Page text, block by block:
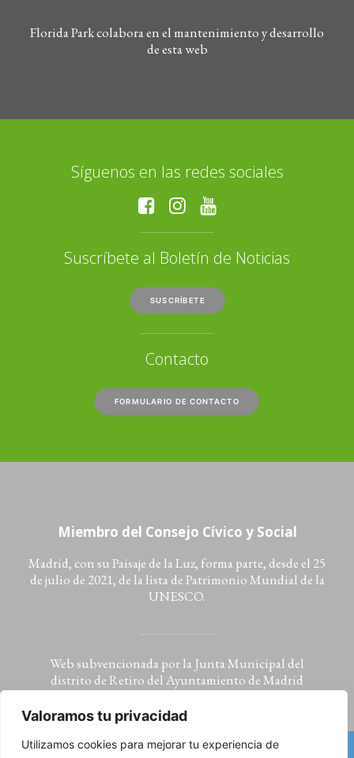
Valoramos tu privacidad
Utilizamos cookies para mejorar tu experiencia de
Florida Park colabora en el mantenimiento y desarrollo
de esta web
Síguenos en las redes sociales
Suscríbete al Boletín de Noticias
SUSCRÍBETE
Contacto
FORMULARIO DE CONTACTO
Miembro del Consejo Cívico y Social
Madrid, con su Paisaje de la Luz, forma parte, desde el 25
de julio de 2021, de la lista de Patrimonio Mundial de la
UNESCO.
Web subvencionada por la Junta Municipal del
distrito de Retiro del Ayuntamiento de Madrid